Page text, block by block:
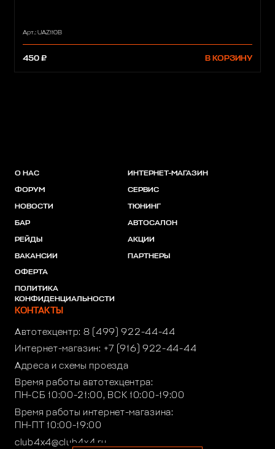
Арт.: UAZ110B
450 ₽ В КОРЗИНУ
О НАС
ФОРУМ
НОВОСТИ
БАР
РЕЙДЫ
ВАКАНСИИ
ОФЕРТА
ПОЛИТИКА
КОНФИДЕНЦИАЛЬНОСТИ
ИНТЕРНЕТ-МАГАЗИН
СЕРВИС
ТЮНИНГ
АВТОСАЛОН
АКЦИИ
ПАРТНЕРЫ
КОНТАКТЫ
Автотехцентр: 8 (499) 922-44-44
Интернет-магазин: +7 (916) 922-44-44
Адреса и схемы проезда
Время работы автотехцентра:
ПН-СБ 10:00-21:00, ВСК 10:00-19:00
Время работы интернет-магазина:
ПН-ПТ 10:00-19:00
club4x4@club4x4.ru